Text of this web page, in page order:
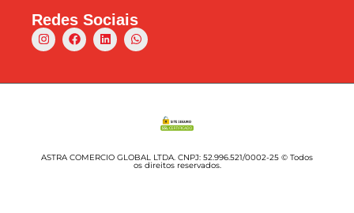
Redes Sociais
ASTRA COMERCIO GLOBAL LTDA. CNPJ: 52.996.521/0002-25 © Todos
os direitos reservados.